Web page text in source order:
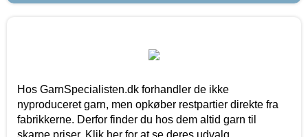
Hos GarnSpecialisten.dk forhandler de ikke
nyproduceret garn, men opkøber restpartier direkte fra
fabrikkerne. Derfor finder du hos dem altid garn til
skarpe priser. Klik her for at se deres udvalg.